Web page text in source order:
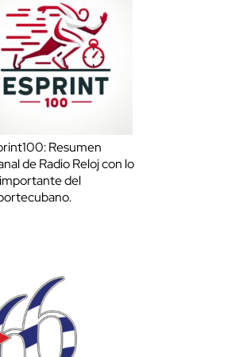
Resumen
de Radio Reloj con lo
del